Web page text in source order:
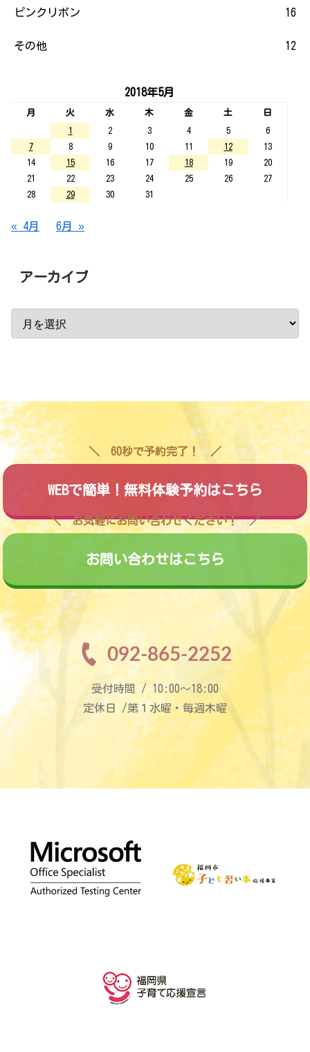
ピンクリボン 16
その他 12
2018年5月
月 火 水 木 金 土
日
1
2 3 4 5
6
7
8 9 10 11 12
13
14
15 16 17 18 19
20
21
22 23 24 25 26
27
28
29 30 31
« 4月 6月 »
アーカイブ
60秒で予約完了！
WEBで簡単！無料体験予約はこちら
お気軽にお問い合わせください！
お問い合わせはこちら
092-865-2252
受付時間 / 10:00〜18:00
定休日 /第１水曜・毎週木曜